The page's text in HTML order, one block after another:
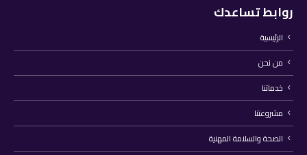
روابط تساعدك
الرئيسية
من نحن
خدماتنا
مشروعتنا
الصحة والسلامة المهنية